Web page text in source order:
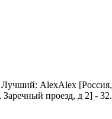
AlexAlex [Россия,
проезд, д 2] - 32.